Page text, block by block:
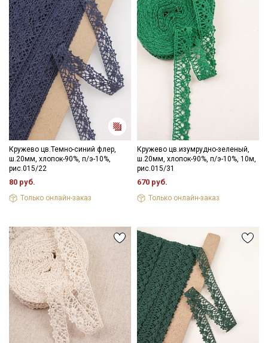
Кружево цв.Темно-синий флер,
ш.20мм, хлопок-90%, п/э-10%,
рис.015/22
80 руб.
Только онлайн-заказ
Кружево цв.изумрудно-зеленый,
ш.20мм, хлопок-90%, п/э-10%, 10м,
рис.015/31
670 руб.
Только онлайн-заказ